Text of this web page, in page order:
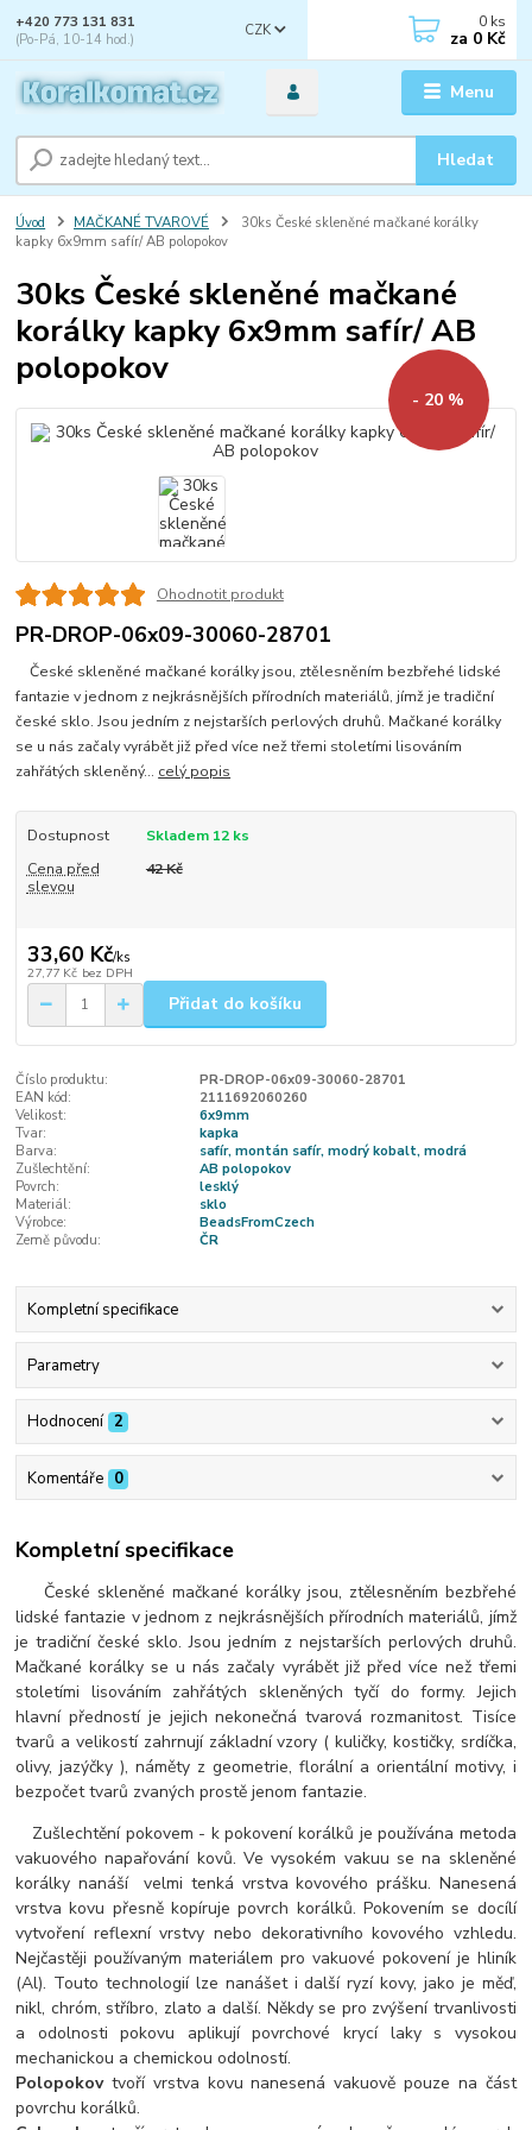
Menu
CZK
Hledat
+420 773 131 831
(Po-Pá, 10-14 hod.)
0 ks
za 0 Kč
Úvod MAČKANÉ TVAROVÉ
30ks České skleněné mačkané korálky
kapky 6x9mm safír/ AB polopokov
30ks České skleněné mačkané
korálky kapky 6x9mm safír/ AB
polopokov
- 20 %
Ohodnotit produkt
PR-DROP-06x09-30060-28701
České skleněné mačkané korálky jsou, ztělesněním bezbřehé lidské
fantazie v jednom z nejkrásnějších přírodních materiálů, jímž je tradiční
české sklo. Jsou jedním z nejstarších perlových druhů. Mačkané korálky
se u nás začaly vyrábět již před více než třemi stoletími lisováním
zahřátých skleněný... celý popis
Dostupnost
Skladem 12 ks
Cena před
slevou
42 Kč
33,60 Kč/ks
27,77 Kč bez DPH
Přidat do košíku
Číslo produktu:
PR-DROP-06x09-30060-28701
EAN kód:
2111692060260
Velikost:
6x9mm
Tvar:
kapka
Barva:
safír, montán safír, modrý kobalt, modrá
Zušlechtění:
AB polopokov
Povrch:
lesklý
Materiál:
sklo
Výrobce:
BeadsFromCzech
Země původu:
ČR
Kompletní specifikace
Parametry
Hodnocení 2
Komentáře 0
Kompletní specifikace
České skleněné mačkané korálky jsou, ztělesněním bezbřehé
lidské fantazie v jednom z nejkrásnějších přírodních materiálů, jímž
je tradiční české sklo. Jsou jedním z nejstarších perlových druhů.
Mačkané korálky se u nás začaly vyrábět již před více než třemi
stoletími lisováním zahřátých skleněných tyčí do formy. Jejich
hlavní předností je jejich nekonečná tvarová rozmanitost. Tisíce
tvarů a velikostí zahrnují základní vzory ( kuličky, kostičky, srdíčka,
olivy, jazýčky ), náměty z geometrie, florální a orientální motivy, i
bezpočet tvarů zvaných prostě jenom fantazie.
Zušlechtění pokovem - k pokovení korálků je používána metoda
vakuového napařování kovů. Ve vysokém vakuu se na skleněné
korálky nanáší velmi tenká vrstva kovového prášku. Nanesená
vrstva kovu přesně kopíruje povrch korálků. Pokovením se docílí
vytvoření reflexní vrstvy nebo dekorativního kovového vzhledu.
Nejčastěji používaným materiálem pro vakuové pokovení je hliník
(Al). Touto technologií lze nanášet i další ryzí kovy, jako je měď,
nikl, chróm, stříbro, zlato a další. Někdy se pro zvýšení trvanlivosti
a odolnosti pokovu aplikují povrchové krycí laky s vysokou
mechanickou a chemickou odolností.
Polopokovtvoří vrstva kovu nanesená vakuově pouze na část
povrchu korálků.